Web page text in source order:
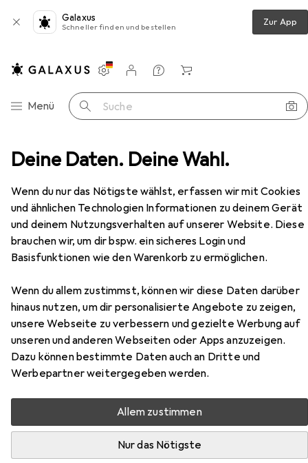
Deine Daten. Deine Wahl.
Wenn du nur das Nötigste wählst, erfassen wir mit Cookies
und ähnlichen Technologien Informationen zu deinem Gerät
und deinem Nutzungsverhalten auf unserer Website. Diese
brauchen wir, um dir bspw. ein sicheres Login und
Basisfunktionen wie den Warenkorb zu ermöglichen.
Wenn du allem zustimmst, können wir diese Daten darüber
hinaus nutzen, um dir personalisierte Angebote zu zeigen,
unsere Webseite zu verbessern und gezielte Werbung auf
unseren und anderen Webseiten oder Apps anzuzeigen.
Dazu können bestimmte Daten auch an Dritte und
Werbepartner weitergegeben werden.
Allem zustimmen
Nur das Nötigste
Galaxus
Schneller finden und bestellen Zur App
Navigation nach Kategorien
Menü Suche
Einstellungen
Kundenkonto
Vergleichslisten
Merklisten
Warenkorb
Klebebandabroller Leitz Tischabroller Cosy Grau
EUR
14,38 bei 2 Stück
LeitzTischabroller Cosy Grau
Zubehör für Leitz Tischabroller
Cosy Grau
Hier findest du passendes Zubehör zum Produkt Leitz